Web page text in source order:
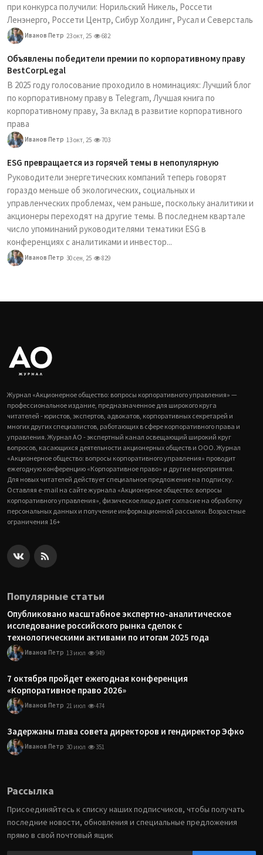
при конкурса получили: Норильский Никель, Россети
Ленэнерго, Россети Центр, Сибур Холдинг, Русал и Северсталь
Иванов Петр 23 окт, 25 682
Объявлены победители премии по корпоративному праву
BestCorpLegal
В 2025 году голосование проходило в номинациях: Лучший блог
по корпоративному праву в Telegram, Лучшая книга по
корпоративному праву, За вклад в развитие корпоративного
права
Иванов Петр 13 окт, 25 703
ESG превращается из горячей темы в непопулярную
Руководители энергетических компаний теперь говорят
гораздо меньше об экологических, социальных и
управленческих проблемах, чем раньше, поскольку аналитики и
акционеры переходят на другие темы. В последнем квартале
число упоминаний руководителями тематики ESG в
конференциях с аналитиками и инвестор...
Иванов Петр 30 сен, 25 829
Журнал «Акционерное общество: вопросы корпоративного управления» —
профессиональное издание, предназначенное для широкого круга
читателей - юристов, экспертов, адвокатов, корпоративных секретарей и
многих других специалистов, работающих в сфере корпоративного права и
управления. Журнал АО - экспертный канал освещающий широкий круг
вопросов, касающихся деятельности акционерных обществ и ООО. Журнал
«Акционерное общество: вопросы корпоративного управления» проводит
ежегодную конференцию «Корпоративное право» и другие мероприятия.
Для новых читателей действует специальное предложение на подписку.
Оставляя e-mail на сайте журнала «Акционерное общество: вопросы
корпоративного управления», физическое лицо дает согласие на обработку
персональных данных и получение информационной рассылки. Возрастные
ограничения 16+
Популярные статьи
Опубликовано масштабное экспертно-аналитическое
исследование российского рынка сделок с
технологическими активами по итогам 2025 года
Иванов Петр 13 июл 949
7 октября пройдет ежегодная конференция
«Корпоративное право 2026»
Иванов Петр 21 июл 474
Задержаны глава совета директоров и гендиректор Эфко
Иванов Петр 30 июл 351
Рассылка
Присоединяйтесь к списку наших подписчиков, чтобы получать
последние новости, обновления и специальные предложения
прямо в свой почтовый ящик